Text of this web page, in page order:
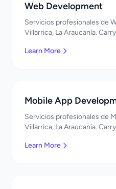
Web Development
Servicios profesionales de
Villarrica, La Araucanía.
Learn More
Mobile App
Servicios profesionales de
Villarrica, La Araucanía.
Learn More